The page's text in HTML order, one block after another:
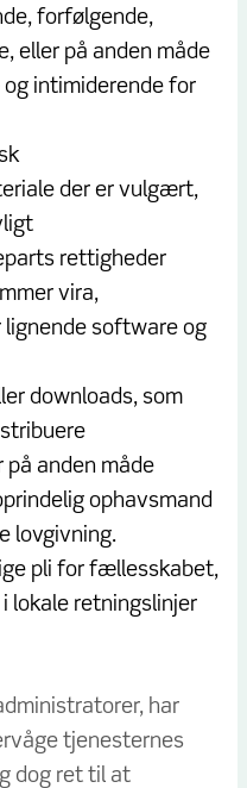
forfølgende,
eller på anden måde
intimiderende for
der er vulgært,
rettigheder
vira,
lignende software og
downloads, som
anden måde
ophavsmand
lovgivning.
pli for fællesskabet,
lokale retningslinjer
har
tjenesternes
dog ret til at